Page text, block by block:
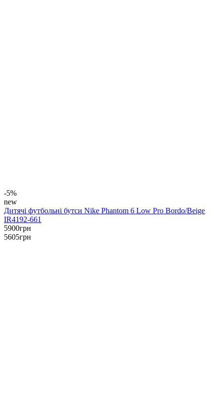
-5%
new
Дитячі футбольні бутси Nike Phantom 6 Low Pro Bordo/Beige
IR4192-661
5900грн
5605грн